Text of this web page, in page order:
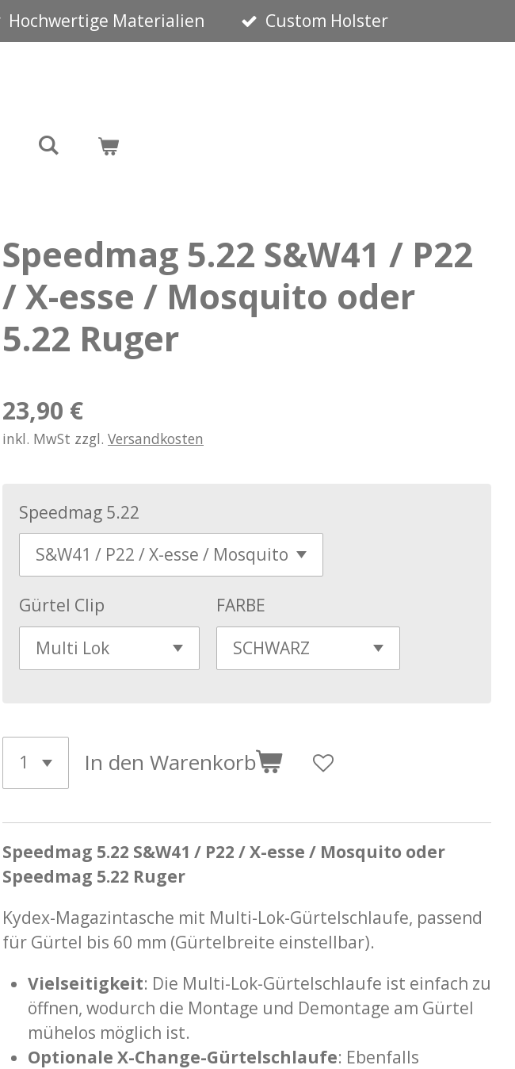
Hochwertige Materialien Custom Holster
Speedmag 5.22 S&W41 / P22
/ X-esse / Mosquito oder
5.22 Ruger
23,90 €
inkl. MwSt zzgl. Versandkosten
Speedmag 5.22
Gürtel Clip FARBE
In den Warenkorb
Speedmag 5.22 S&W41 / P22 / X-esse / Mosquito oder
Speedmag 5.22 Ruger
Kydex-Magazintasche mit Multi-Lok-Gürtelschlaufe, passend
für Gürtel bis 60 mm (Gürtelbreite einstellbar).
Vielseitigkeit: Die Multi-Lok-Gürtelschlaufe ist einfach zu
öffnen, wodurch die Montage und Demontage am Gürtel
mühelos möglich ist.
Optionale X-Change-Gürtelschlaufe: Ebenfalls